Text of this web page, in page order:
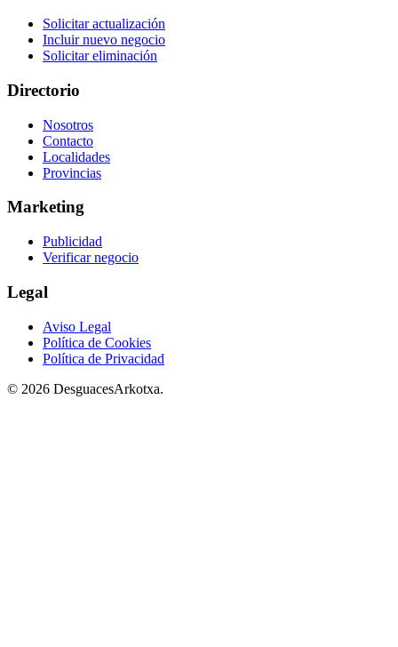
Solicitar actualización
Incluir nuevo negocio
Solicitar eliminación
Directorio
Nosotros
Contacto
Localidades
Provincias
Marketing
Publicidad
Verificar negocio
Legal
Aviso Legal
Política de Cookies
Política de Privacidad
© 2026 DesguacesArkotxa.